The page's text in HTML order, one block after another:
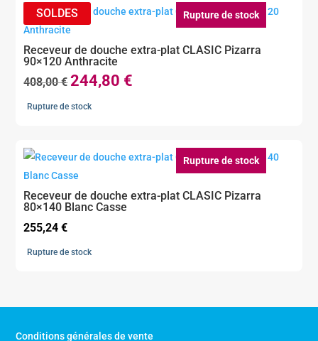
Rupture de stock
Receveur de douche extra-plat CLASIC Pizarra
90×120 Anthracite
408,00€Le
prix
408,00 €.
244,80 €
244,80 €.
Rupture de stock
Rupture de stock
Receveur de douche extra-plat CLASIC Pizarra
80×140 Blanc Casse
255,24€
Rupture de stock
Conditions générales de vente